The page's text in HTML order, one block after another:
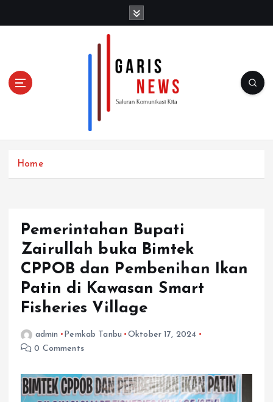
Home
Pemerintahan Bupati
Zairullah buka Bimtek
CPPOB dan Pembenihan Ikan
Patin di Kawasan Smart
Fisheries Village
admin Pemkab Tanbu
Oktober 17, 2024
0 Comments